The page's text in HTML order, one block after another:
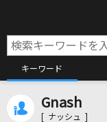
キーワード
Gnash
[ ナッシュ ]